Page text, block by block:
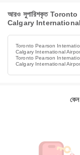
আরও সুপারিশকৃত
Calgary International
Toronto Pearson
Calgary International Airport
Toronto Pearson
Calgary International